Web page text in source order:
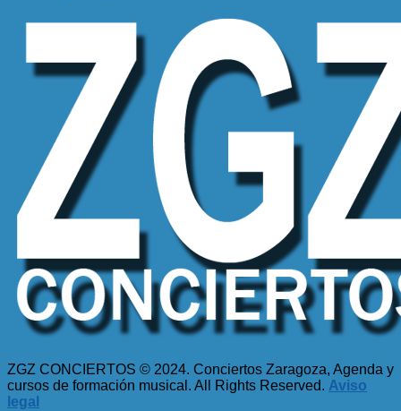
ZGZ CONCIERTOS © 2024. Conciertos Zaragoza, Agenda y
cursos de formación musical. All Rights Reserved. Aviso
legal